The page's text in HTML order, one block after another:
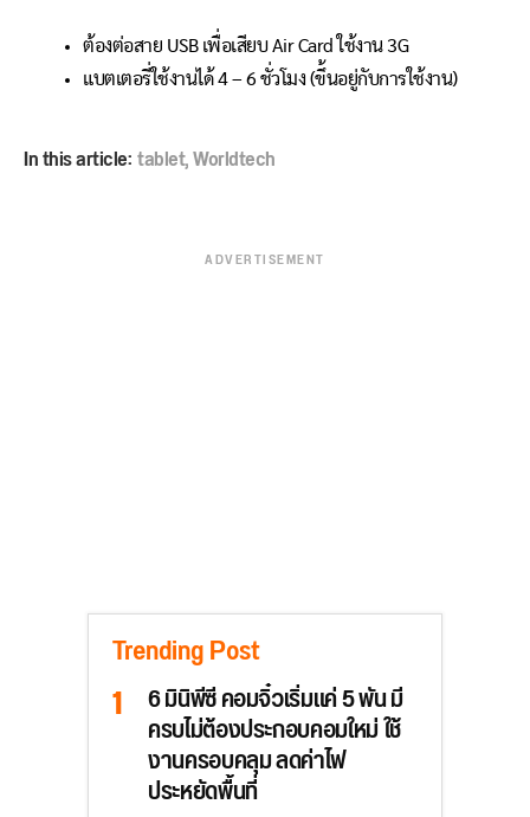
ต้องต่อสาย USB เพื่อเสียบ Air Card ใช้งาน 3G
แบตเตอรี่ใช้งานได้ 4 – 6 ชั่วโมง (ขึ้นอยู่กับการใช้งาน)
In this article:tablet,Worldtech
ADVERTISEMENT
Trending Post
6 มินิพีซี คอมจิ๋วเริ่มแค่ 5 พัน มี
ครบไม่ต้องประกอบคอมใหม่ ใช้
งานครอบคลุม ลดค่าไฟ
ประหยัดพื้นที่